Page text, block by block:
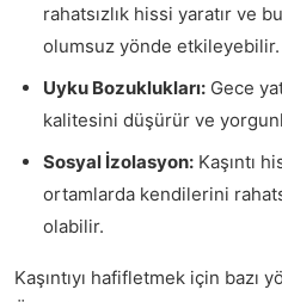
rahatsızlık hissi yaratır ve
olumsuz yönde etkileyebilir.
Uyku Bozuklukları: Gece
kalitesini düşürür ve
Sosyal İzolasyon: Kaşıntı
ortamlarda kendilerini
olabilir.
Kaşıntıyı hafifletmek için bazı